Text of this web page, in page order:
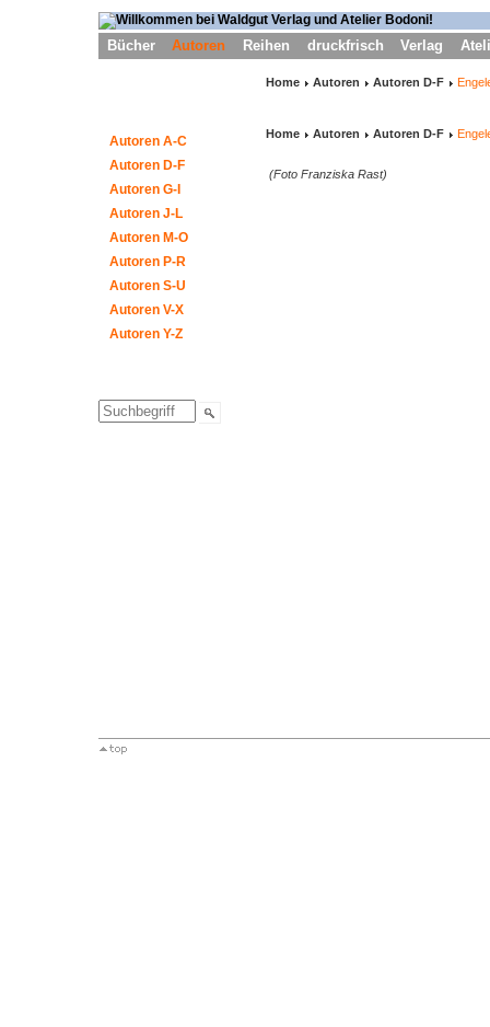
Bücher Autoren Reihen druckfrisch Verlag
Autoren A-C
Autoren D-F
Autoren G-I
Autoren J-L
Autoren M-O
Autoren P-R
Autoren S-U
Autoren V-X
Autoren Y-Z
Home Autoren Autoren D-F
Home Autoren Autoren D-F
(Foto Franziska Rast)